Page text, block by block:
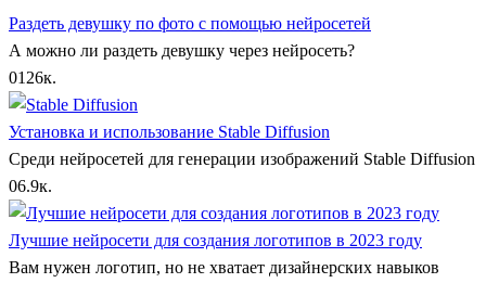
Раздеть девушку по фото с помощью нейросетей
А можно ли раздеть девушку через нейросеть?
0126к.
Установка и использование Stable Diffusion
Среди нейросетей для генерации изображений Stable Diffusion
06.9к.
Лучшие нейросети для создания логотипов в 2023 году
Вам нужен логотип, но не хватает дизайнерских навыков